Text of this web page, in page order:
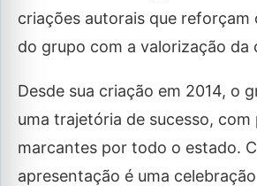
criações autorais que reforçam
do grupo com a valorização da
Desde sua criação em 2014, o
uma trajetória de sucesso, com
marcantes por todo o estado.
apresentação é uma